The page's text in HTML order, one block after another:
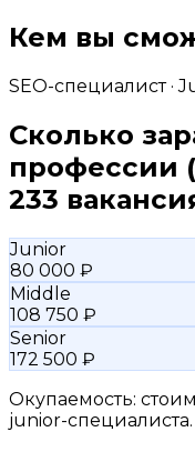
Кем вы
SEO-специалист ·
Сколько
профессии
233
Junior
80 000 ₽
Middle
108 750 ₽
Senior
172 500 ₽
Окупаемость:
junior-специалиста.